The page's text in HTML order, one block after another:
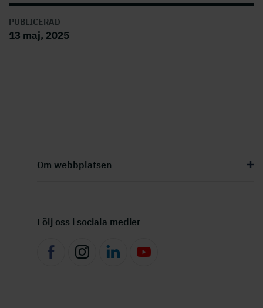
PUBLICERAD
13 maj, 2025
Om webbplatsen
Följ oss i sociala medier